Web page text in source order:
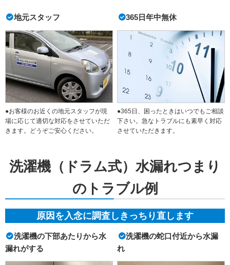
地元スタッフ
●お客様のお近くの地元スタッフが現
場に応じて適切な対応をさせていただ
きます。どうぞご安心ください。
365日年中無休
●365日、困ったときはいつでもご相談
下さい。急なトラブルにも素早く対応
させていただきます。
洗濯機（ドラム式）水漏れつまり
のトラブル例
原因を入念に調査しきっちり直します
洗濯機の下部あたりから水
漏れがする
洗濯機の蛇口付近から水漏
れ